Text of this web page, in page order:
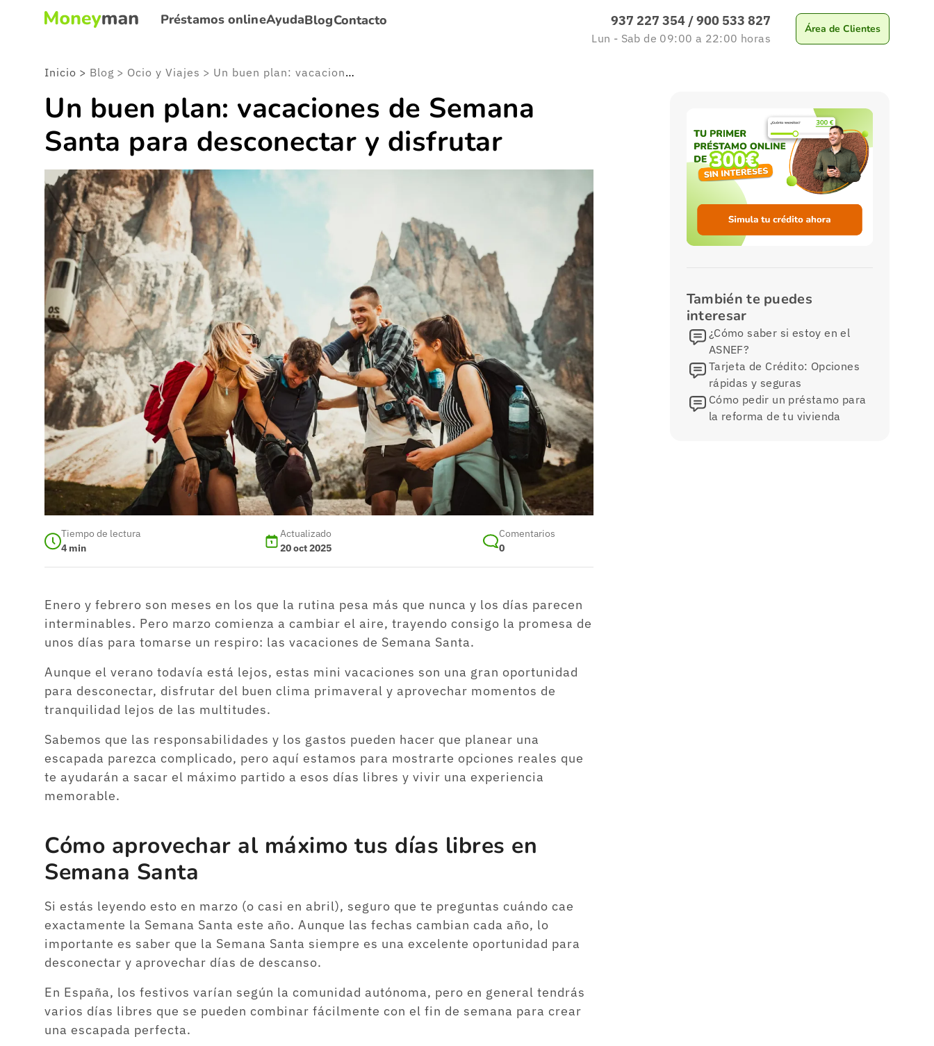
Préstamos onlineAyudaBlogContacto 937 227 354 /900 533 827
Lun - Sab de 09:00 a 22:00 horas
Área de Clientes
Inicio > Blog > Ocio y Viajes > Un buen plan: vacaciones de Semana Santa para desconectar y disfrutar
Un buen plan: vacaciones de Semana
Santa para desconectar y disfrutar
Tiempo de lectura
4 min
Actualizado
20 oct 2025
Comentarios
0
Enero y febrero son meses en los que la rutina pesa más que nunca y los días parecen
interminables. Pero marzo comienza a cambiar el aire, trayendo consigo la promesa de
unos días para tomarse un respiro: las vacaciones de Semana Santa.
Aunque el verano todavía está lejos, estas mini vacaciones son una gran oportunidad
para desconectar, disfrutar del buen clima primaveral y aprovechar momentos de
tranquilidad lejos de las multitudes.
Sabemos que las responsabilidades y los gastos pueden hacer que planear una
escapada parezca complicado, pero aquí estamos para mostrarte opciones reales que
te ayudarán a sacar el máximo partido a esos días libres y vivir una experiencia
memorable.
Cómo aprovechar al máximo tus días libres en
Semana Santa
Si estás leyendo esto en marzo (o casi en abril), seguro que te preguntas cuándo cae
exactamente la Semana Santa este año. Aunque las fechas cambian cada año, lo
importante es saber que la Semana Santa siempre es una excelente oportunidad para
desconectar y aprovechar días de descanso.
En España, los festivos varían según la comunidad autónoma, pero en general tendrás
varios días libres que se pueden combinar fácilmente con el fin de semana para crear
una escapada perfecta.
También te puedes
interesar
¿Cómo saber si estoy en el
ASNEF?
Tarjeta de Crédito: Opciones
rápidas y seguras
Cómo pedir un préstamo para
la reforma de tu vivienda